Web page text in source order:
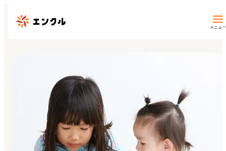
メニュー
地図から探す
地域から探す